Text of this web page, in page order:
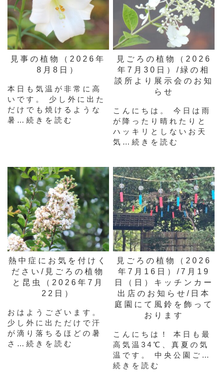
見事の植物（2026年
8月8日）
本日も気温が非常に高
いです。 少し外に出た
だけでも焼けるような
暑…続きを読む
見ごろの植物（2026
年7月30日）/緑の相
談所より展示会のお知
らせ
こんにちは。 今日は雨
が降ったり晴れたりと
ハッキリとしないお天
気…続きを読む
熱中症にお気を付けく
ださい/見ごろの植物
と昆虫（2026年7月
22日）
おはようございます。
少し外に出ただけで汗
が滴り落ちるほどの暑
さ…続きを読む
見ごろの植物（2026
年7月16日）/7月19
日（日）キッチンカー
出店のお知らせ/日本
庭園にて風鈴を飾って
おります
こんにちは！ 本日も最
高気温34℃、真夏の気
温です。 中央公園ご…
続きを読む